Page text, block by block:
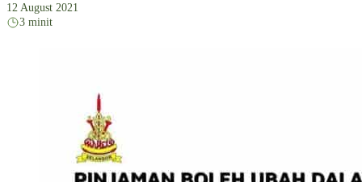
12 August 2021
3 minit